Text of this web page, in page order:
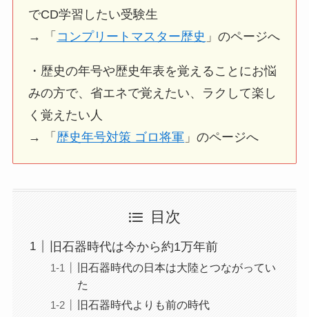
でCD学習したい受験生
→ 「 コンプリートマスター歴史 」のページへ
・歴史の年号や歴史年表を覚えることにお悩
みの方で、省エネで覚えたい、ラクして楽し
く覚えたい人
→ 「 歴史年号対策 ゴロ将軍 」のページへ
目次
旧石器時代は今から約1万年前
旧石器時代の日本は大陸とつながってい
た
旧石器時代よりも前の時代